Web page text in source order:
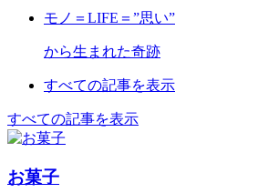
モノ＝LIFE＝”思い”
から生まれた奇跡
すべての記事を表示
すべての記事を表示
お菓子